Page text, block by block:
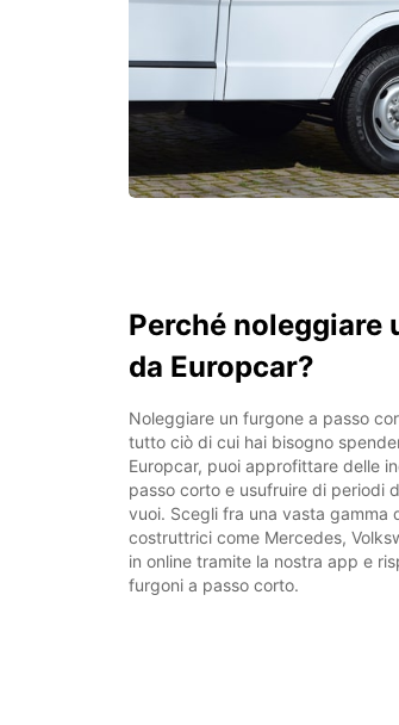
Perché noleggiare
da Europcar?
Noleggiare un furgone a passo
tutto ciò di cui hai bisogno
Europcar, puoi approfittare delle
passo corto e usufruire di periodi
vuoi. Scegli fra una vasta gamma
costruttrici come Mercedes,
in online tramite la nostra app e
furgoni a passo corto.